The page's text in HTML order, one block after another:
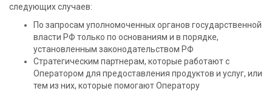
следующих случаев:
По запросам уполномоченных органов государственной
власти РФ только по основаниям и в порядке,
установленным законодательством РФ
Стратегическим партнерам, которые работают с
Оператором для предоставления продуктов и услуг, или
тем из них, которые помогают Оператору